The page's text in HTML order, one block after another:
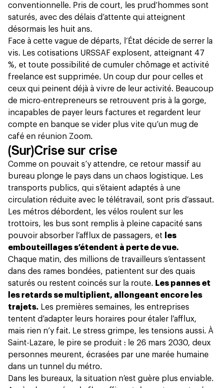
conventionnelle. Pris de court, les prud’hommes sont
saturés, avec des délais d’attente qui atteignent
désormais les huit ans.
Face à cette vague de départs, l’État décide de serrer la
vis. Les cotisations URSSAF explosent, atteignant 47
%, et toute possibilité de cumuler chômage et activité
freelance est supprimée. Un coup dur pour celles et
ceux qui peinent déjà à vivre de leur activité. Beaucoup
de micro-entrepreneurs se retrouvent pris à la gorge,
incapables de payer leurs factures et regardent leur
compte en banque se vider plus vite qu’un mug de
café en réunion Zoom.
(Sur)Crise sur crise
Comme on pouvait s’y attendre, ce retour massif au
bureau plonge le pays dans un chaos logistique. Les
transports publics, qui s’étaient adaptés à une
circulation réduite avec le télétravail, sont pris d’assaut.
Les métros débordent, les vélos roulent sur les
trottoirs, les bus sont remplis à pleine capacité sans
pouvoir absorber l’afflux de passagers, et
les
embouteillages s’étendent à perte de vue.
Chaque matin, des millions de travailleurs s’entassent
dans des rames bondées, patientent sur des quais
saturés ou restent coincés sur la route. Les pannes et
les retards se multiplient, allongeant encore les
trajets. Les premières semaines, les entreprises
tentent d’adapter leurs horaires pour étaler l’afflux,
mais rien n’y fait. Le stress grimpe, les tensions aussi. À
Saint-Lazare, le pire se produit : le 26 mars 2030, deux
personnes meurent, écrasées par une marée humaine
dans un tunnel du métro.
Dans les bureaux, la situation n’est guère plus enviable.